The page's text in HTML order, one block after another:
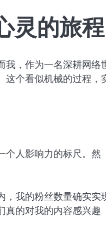
灵的旅程
我，作为一名深耕网络
这个看似机械的过程，
个人影响力的标尺。然
，我的粉丝数量确实实
真的对我的内容感兴趣